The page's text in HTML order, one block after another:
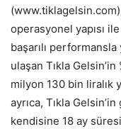
operasyonel yapısı
başarılı
ulaşan Tıkla Gelsin’in
milyon 130 bin liralık
ayrıca, Tıkla
kendisine 18 ay